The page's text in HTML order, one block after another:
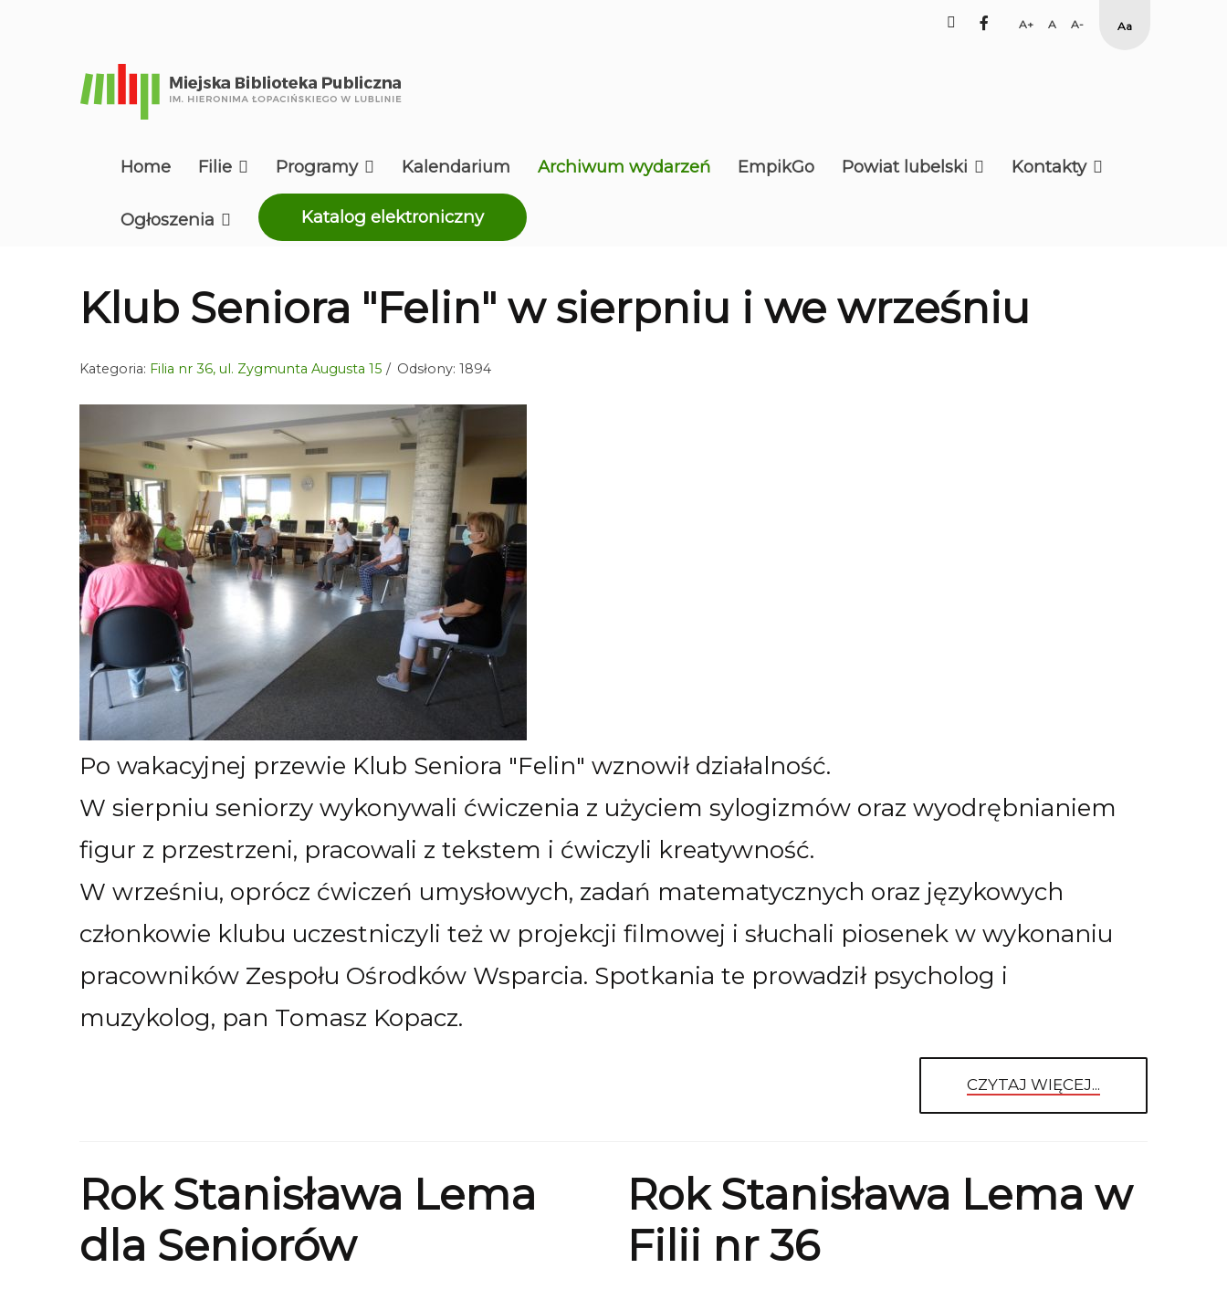
facebook
SetSet Set
Smaller
High
Home Filie Programy Kalendarium Archiwum wydarzeń EmpikGo Powiat lubelski Kontakty
Ogłoszenia Katalog elektroniczny
Klub Seniora "Felin" w sierpniu i we wrześniu
Kategoria: Filia nr 36, ul. Zygmunta Augusta 15 Odsłony: 1894
Po wakacyjnej przewie Klub Seniora "Felin" wznowił działalność.
W sierpniu seniorzy wykonywali ćwiczenia z użyciem sylogizmów oraz wyodrębnianiem
figur z przestrzeni, pracowali z tekstem i ćwiczyli kreatywność.
W wrześniu, oprócz ćwiczeń umysłowych, zadań matematycznych oraz językowych
członkowie klubu uczestniczyli też w projekcji filmowej i słuchali piosenek w wykonaniu
pracowników Zespołu Ośrodków Wsparcia. Spotkania te prowadził psycholog i
muzykolog, pan Tomasz Kopacz.
CZYTAJ WIĘCEJ...
Rok Stanisława Lema
dla Seniorów
Rok Stanisława Lema w
Filii nr 36